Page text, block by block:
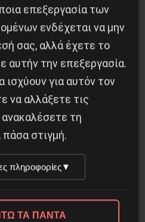
επεξεργασία των
ενδέχεται να μην
σας, αλλά έχετε το
αυτήν την επεξεργασία.
ισχύουν για αυτόν τον
να αλλάξετε τις
τη
στιγμή.
πληροφορίες▼
ΤΑ ΠΑΝΤΑ